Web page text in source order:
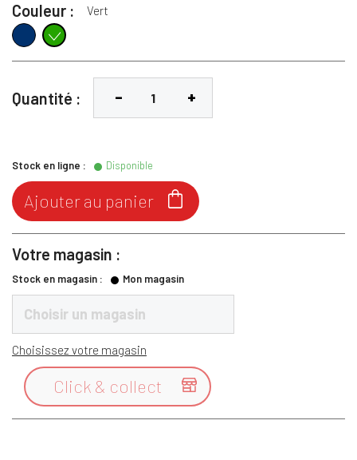
Couleur : Vert
MarineVert
Quantité :
Stock en ligne : Disponible

Ajouter au panier
Votre magasin :
Stock en magasin : Mon magasin
Choisir un magasin
Choisissez votre magasin

Click & collect